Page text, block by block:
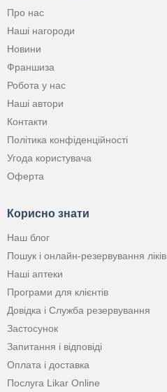
Про нас
Наші нагороди
Новини
Франшиза
Робота у нас
Наші автори
Контакти
Політика конфіденційності
Угода користувача
Оферта
Корисно знати
Наш блог
Пошук і онлайн-резервування ліків
Наші аптеки
Програми для клієнтів
Довідка і Служба резервування
Застосунок
Запитання і відповіді
Оплата і доставка
Послуга Likar Online